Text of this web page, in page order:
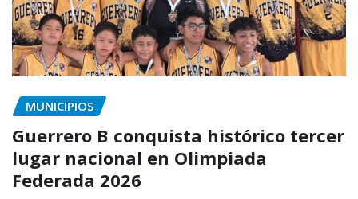
MUNICIPIOS
Guerrero B conquista histórico tercer
lugar nacional en Olimpiada
Federada 2026